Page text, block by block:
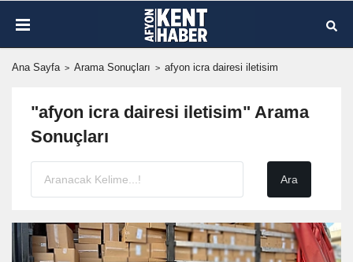
Ana Sayfa Arama Sonuçları afyon icra dairesi iletisim
"afyon icra dairesi iletisim" Arama
Sonuçları